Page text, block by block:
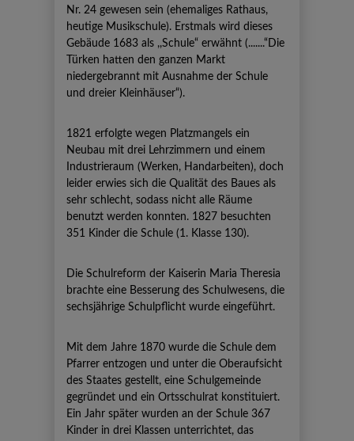
Nr. 24 gewesen sein (ehemaliges Rathaus,
heutige Musikschule). Erstmals wird dieses
Gebäude 1683 als ,,Schule“ erwähnt (.......“Die
Türken hatten den ganzen Markt
niedergebrannt mit Ausnahme der Schule
und dreier Kleinhäuser“).
1821 erfolgte wegen Platzmangels ein
Neubau mit drei Lehrzimmern und einem
Industrieraum (Werken, Handarbeiten), doch
leider erwies sich die Qualität des Baues als
sehr schlecht, sodass nicht alle Räume
benutzt werden konnten. 1827 besuchten
351 Kinder die Schule (1. Klasse 130).
Die Schulreform der Kaiserin Maria Theresia
brachte eine Besserung des Schulwesens, die
sechsjährige Schulpflicht wurde eingeführt.
Mit dem Jahre 1870 wurde die Schule dem
Pfarrer entzogen und unter die Oberaufsicht
des Staates gestellt, eine Schulgemeinde
gegründet und ein Ortsschulrat konstituiert.
Ein Jahr später wurden an der Schule 367
Kinder in drei Klassen unterrichtet, das